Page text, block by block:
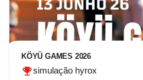
KÖYÜ GAMES 2026
simulação hyrox